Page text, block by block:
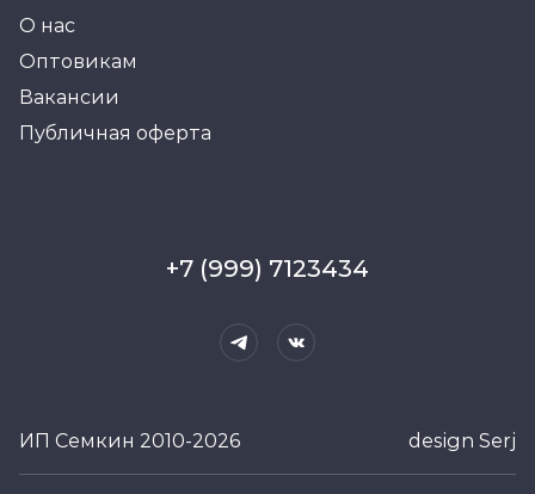
О нас
Оптовикам
Вакансии
Публичная оферта
ИП Семкин 2010-2026
+7 (999) 7123434
design Serj